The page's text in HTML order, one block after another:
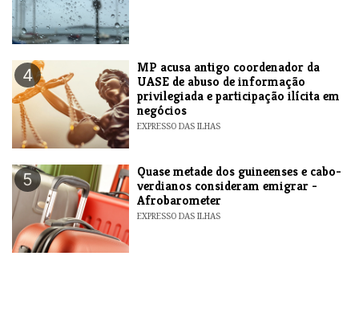
4
MP acusa antigo coordenador da
UASE de abuso de informação
privilegiada e participação ilícita em
negócios
EXPRESSO DAS ILHAS
5
Quase metade dos guineenses e cabo-
verdianos consideram emigrar -
Afrobarometer
EXPRESSO DAS ILHAS